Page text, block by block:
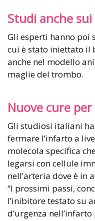
Studi anche
Gli esperti hanno poi
cui è stato iniettato il
anche nel modello
maglie del trombo.
Nuove cure
Gli studiosi italiani
fermare l’infarto a
molecola specifica
legarsi con cellule
nell’arteria dove è in
“I prossimi passi,
l’inibitore testato su
d’urgenza